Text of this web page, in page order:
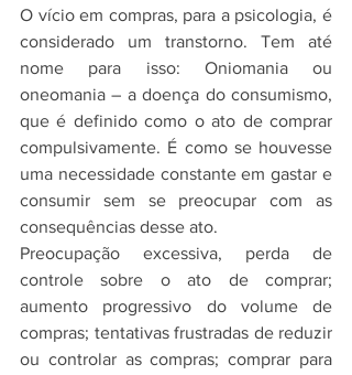
O vício em compras, para a psicologia, é
considerado um transtorno. Tem até
nome para isso: Oniomania ou
oneomania – a doença do consumismo,
que é definido como o ato de comprar
compulsivamente. É como se houvesse
uma necessidade constante em gastar e
consumir sem se preocupar com as
consequências desse ato.
Preocupação excessiva, perda de
controle sobre o ato de comprar;
aumento progressivo do volume de
compras; tentativas frustradas de reduzir
ou controlar as compras; comprar para